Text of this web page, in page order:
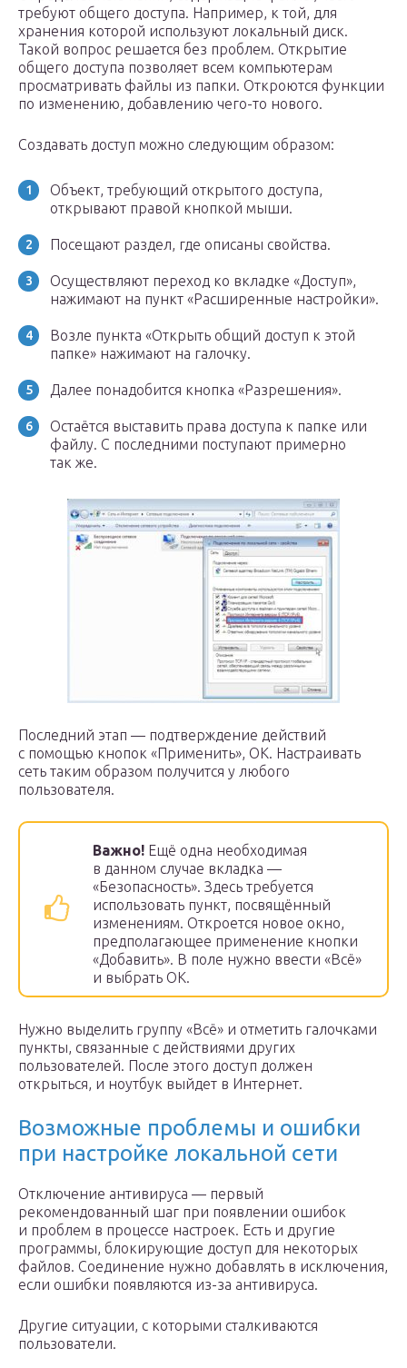
требуют общего доступа. Например, к той, для
хранения которой используют локальный диск.
Такой вопрос решается без проблем. Открытие
общего доступа позволяет всем компьютерам
просматривать файлы из папки. Откроются функции
по изменению, добавлению чего-то нового.
Создавать доступ можно следующим образом:
Объект, требующий открытого доступа,
открывают правой кнопкой мыши.
Посещают раздел, где описаны свойства.
Осуществляют переход ко вкладке «Доступ»,
нажимают на пункт «Расширенные настройки».
Возле пункта «Открыть общий доступ к этой
папке» нажимают на галочку.
Далее понадобится кнопка «Разрешения».
Остаётся выставить права доступа к папке или
файлу. С последними поступают примерно
так же.
Последний этап — подтверждение действий
с помощью кнопок «Применить», ОК. Настраивать
сеть таким образом получится у любого
пользователя.
Важно! Ещё одна необходимая
в данном случае вкладка —
«Безопасность». Здесь требуется
использовать пункт, посвящённый
изменениям. Откроется новое окно,
предполагающее применение кнопки
«Добавить». В поле нужно ввести «Всё»
и выбрать ОК.
Нужно выделить группу «Всё» и отметить галочками
пункты, связанные с действиями других
пользователей. После этого доступ должен
открыться, и ноутбук выйдет в Интернет.
Возможные проблемы и ошибки
при настройке локальной сети
Отключение антивируса — первый
рекомендованный шаг при появлении ошибок
и проблем в процессе настроек. Есть и другие
программы, блокирующие доступ для некоторых
файлов. Соединение нужно добавлять в исключения,
если ошибки появляются из-за антивируса.
Другие ситуации, с которыми сталкиваются
пользователи.